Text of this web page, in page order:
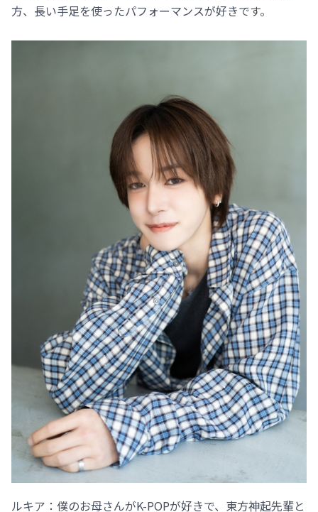
方、長い手足を使ったパフォーマンスが好きです。
ルキア：僕のお母さんがK-POPが好きで、東方神起先輩と